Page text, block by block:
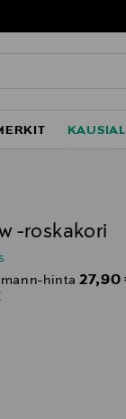
-roskakori
hinta 27,90